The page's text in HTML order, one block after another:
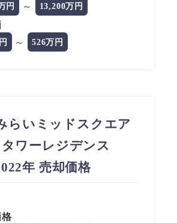
円 ～ 13,200万円
～ 526万円
らいミッドスクエア
ワーレジデンス
年 売却価格